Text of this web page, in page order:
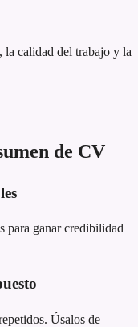
la calidad del trabajo y la
de CV
para ganar credibilidad
Úsalos de